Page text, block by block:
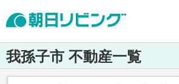
我孫子市 不動産一覧